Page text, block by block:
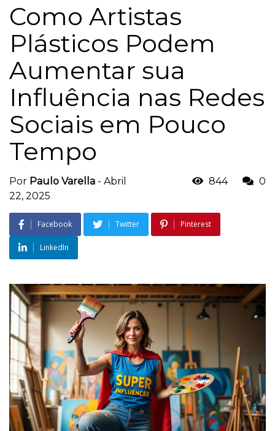
Como Artistas
Plásticos Podem
Aumentar sua
Influência nas Redes
Sociais em Pouco
Tempo
Por Paulo Varella - Abril
22, 2025
844 0
Facebook Twitter Pinterest
LinkedIn